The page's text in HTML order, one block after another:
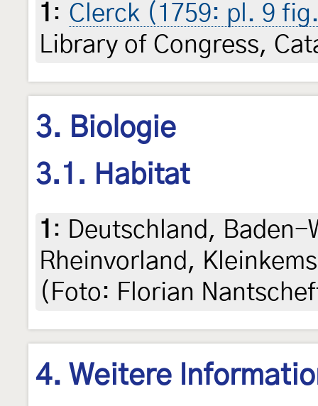
1 : Clerck (1759: pl. 9
Library of Congress,
3. Biologie
3.1. Habitat
1 : Deutschland, Baden-
Rheinvorland,
(Foto: Florian
4. Weitere